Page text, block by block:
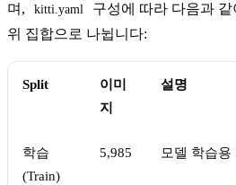
며,
kitti.yaml
구성에 따라 다음과
위 집합으로 나뉩니다:
Split
이미
지
설명
학습
(Train)
5,985 모델 학습용